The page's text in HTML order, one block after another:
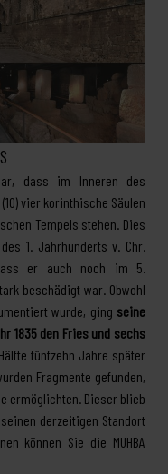
dass im Inneren des
vier korinthische Säulen
Tempels stehen. Dies
1. Jahrhunderts v. Chr.
er auch noch im 5.
beschädigt war. Obwohl
wurde, ging seine
1835 den Fries und sechs
fünfzehn Jahre später
Fragmente gefunden,
ermöglichten. Dieser blieb
derzeitigen Standort
können Sie die MUHBA